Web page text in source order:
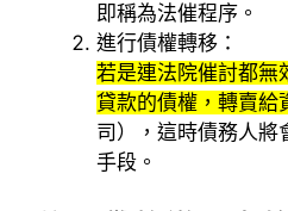
即稱為法催程序。
進行債權轉移：
若是連法院催討都無
貸款的債權，轉賣給
司），這時債務人將
手段。